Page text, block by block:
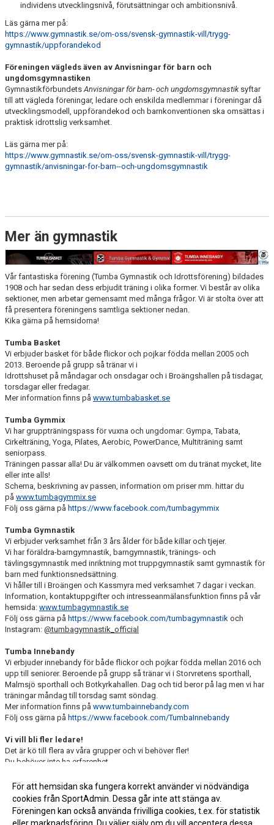
individens utvecklingsnivå, förutsättningar och ambitionsnivå.
Läs gärna mer på:
https://www.gymnastik.se/om-oss/svensk-gymnastik-vill/trygg-
gymnastik/uppforandekod
Föreningen vägleds även av Anvisningar för barn och
ungdomsgymnastiken
GymnastikförbundetsAnvisningar för barn- och ungdomsgymnastiksyftar
till att vägleda föreningar, ledare och enskilda medlemmar i föreningar då
utvecklingsmodell, uppförandekod och barnkonventionen ska omsättas i
praktisk idrottslig verksamhet.
Läs gärna mer på:
https://www.gymnastik.se/om-oss/svensk-gymnastik-vill/trygg-
gymnastik/anvisningar-for-barn--och-ungdomsgymnastik
Mer än gymnastik
Vår fantastiska förening (Tumba Gymnastik och Idrottsförening) bildades
1908 och har sedan dess erbjudit träning i olika former. Vi består av olika
sektioner, men arbetar gemensamt med många frågor. Vi är stolta över att
få presentera föreningens samtliga sektioner nedan.
Kika gärna på hemsidorna!
Tumba Basket
Vi erbjuder basket för både flickor och pojkar födda mellan 2005 och
2013. Beroende på grupp så tränar vi i
Idrottshuset på måndagar och onsdagar och i Broängshallen på tisdagar,
torsdagar eller fredagar.
Mer information finns på www.tumbabasket.se
Tumba Gymmix
Vi har gruppträningspass för vuxna och ungdomar: Gympa, Tabata,
Cirkelträning, Yoga, Pilates, Aerobic, PowerDance, Multiträning samt
seniorpass.
Träningen passar alla! Du är välkommen oavsett om du tränat mycket, lite
eller inte alls!
Schema, beskrivning av passen, information om priser mm. hittar du
på www.tumbagymmix.se
Följ oss gärna på https://www.facebook.com/tumbagymmix
Tumba Gymnastik
Vi erbjuder verksamhet från 3 års ålder för både killar och tjejer.
Vi har föräldra-barngymnastik, barngymnastik, tränings- och
tävlingsgymnastik med inriktning mot truppgymnastik samt gymnastik för
barn med funktionsnedsättning.
Vi håller till i Broängen och Kassmyra med verksamhet 7 dagar i veckan.
Information, kontaktuppgifter och intresseanmälansfunktion finns på vår
hemsida: www.tumbagymnastik.se
Följ oss gärna på https://www.facebook.com/tumbagymnastik och
Instagram: @tumbagymnastik_official
Tumba Innebandy
Vi erbjuder innebandy för både flickor och pojkar födda mellan 2016 och
upp till seniorer. Beroende på grupp så tränar vi i Storvretens sporthall,
Malmsjö sporthall och Botkyrkahallen. Dag och tid beror på lag men vi har
träningar måndag till torsdag samt söndag.
Mer information finns på www.tumbainnebandy.com
Följ oss gärna på https://www.facebook.com/TumbaInnebandy
Vi vill bli fler ledare!
Det är kö till flera av våra grupper och vi behöver fler!
Du behöver inte ha erfarenhet.
Om du ställer upp som ledare får ditt barn en plats i en grupp (utan att
behöva stå i kö)!
För att hemsidan ska fungera korrekt använder vi nödvändiga
cookies från SportAdmin. Dessa går inte att stänga av.
Föreningen kan också använda frivilliga cookies, t.ex. för statistik